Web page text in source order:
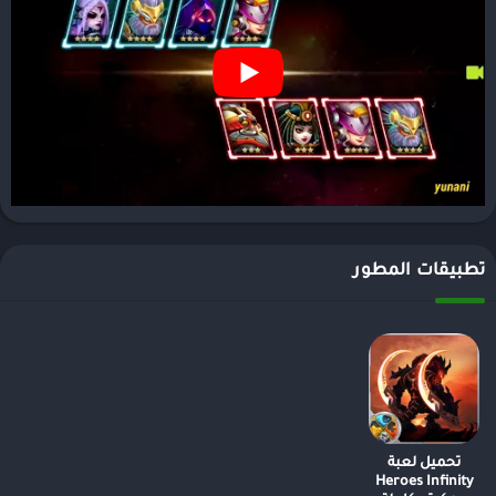
تطبيقات المطور
تحميل لعبة
Heroes Infinity